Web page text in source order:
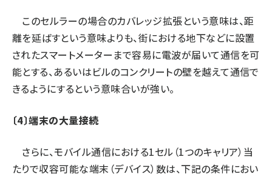
このセルラーの場合のカバレッジ拡張という意味は、距
離を延ばすという意味よりも、街における地下などに設置
されたスマートメーターまで容易に電波が届いて通信を可
能とする、あるいはビルのコンクリートの壁を越えて通信で
きるようにするという意味合いが強い。
〔4〕端末の大量接続
さらに、モバイル通信における1セル（1つのキャリア）当
たりで収容可能な端末（デバイス）数は、下記の条件におい